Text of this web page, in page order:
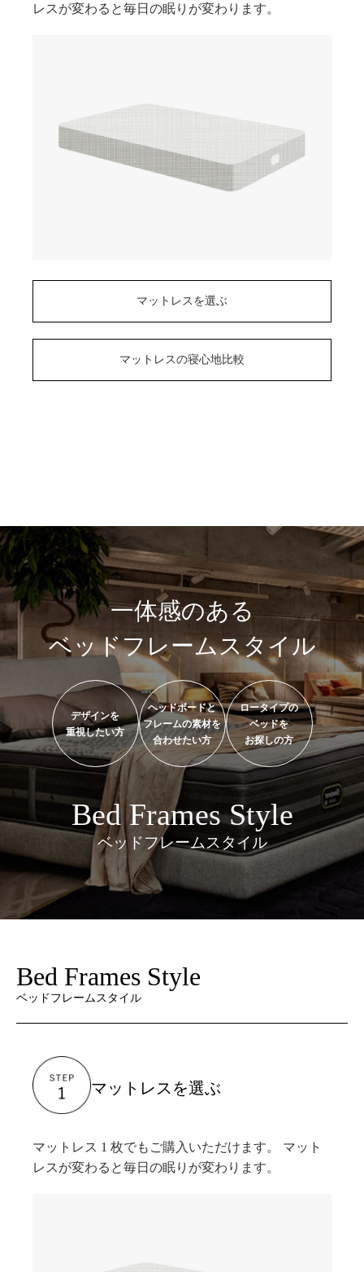
レスが変わると毎日の眠りが変わります。
マットレスを選ぶ
マットレスの寝心地比較
一体感のある
ベッドフレームスタイル
デザインを
重視したい方
ヘッドボードと
フレームの素材を
合わせたい方
ロータイプの
ベッドを
お探しの方
Bed Frames Style
ベッドフレームスタイル
Bed Frames Style
ベッドフレームスタイル
マットレスを選ぶ
マットレス 1 枚でもご購入いただけます。 マット
レスが変わると毎日の眠りが変わります。